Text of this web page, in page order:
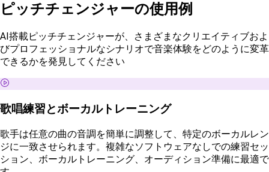
ピッチチェンジャーの使用例
AI搭載ピッチチェンジャーが、さまざまなクリエイティブおよ
びプロフェッショナルなシナリオで音楽体験をどのように変革
できるかを発見してください
歌唱練習とボーカルトレーニング
歌手は任意の曲の音調を簡単に調整して、特定のボーカルレン
ジに一致させられます。複雑なソフトウェアなしでの練習セッ
ション、ボーカルトレーニング、オーディション準備に最適で